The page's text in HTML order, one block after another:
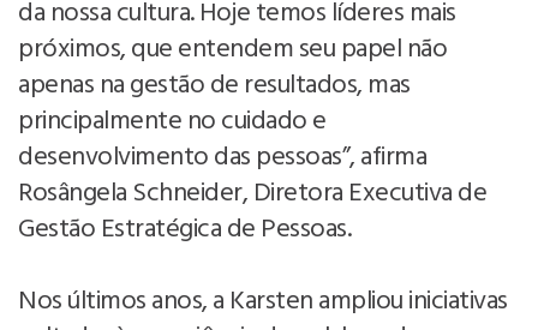
da nossa cultura. Hoje temos líderes mais
próximos, que entendem seu papel não
apenas na gestão de resultados, mas
principalmente no cuidado e
desenvolvimento das pessoas”, afirma
Rosângela Schneider, Diretora Executiva de
Gestão Estratégica de Pessoas.
Nos últimos anos, a Karsten ampliou iniciativas